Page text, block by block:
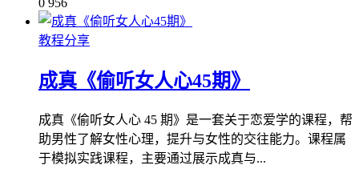
0 956
教程分享
成真《偷听女人心45期》
成真《偷听女人心 45 期》是一套关于恋爱学的课程，帮
助男性了解女性心理，提升与女性的交往能力。课程属
于模拟实践课程，主要通过展示成真与...